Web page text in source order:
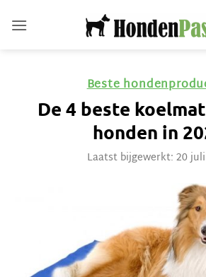
naar
Beste
De 4 beste
honden in
Laatst bijgewerkt: 20